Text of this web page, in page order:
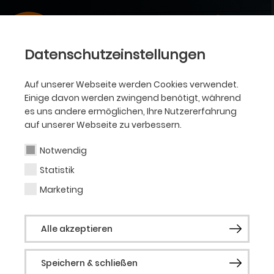
Datenschutzeinstellungen
Auf unserer Webseite werden Cookies verwendet.
Einige davon werden zwingend benötigt, während
es uns andere ermöglichen, Ihre Nutzererfahrung
auf unserer Webseite zu verbessern.
Notwendig
Statistik
Marketing
Alle akzeptieren
Speichern & schließen